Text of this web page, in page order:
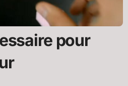
pour